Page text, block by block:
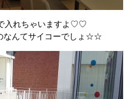
入れちゃいますよ♡♡
なんてサイコーでしょ☆☆